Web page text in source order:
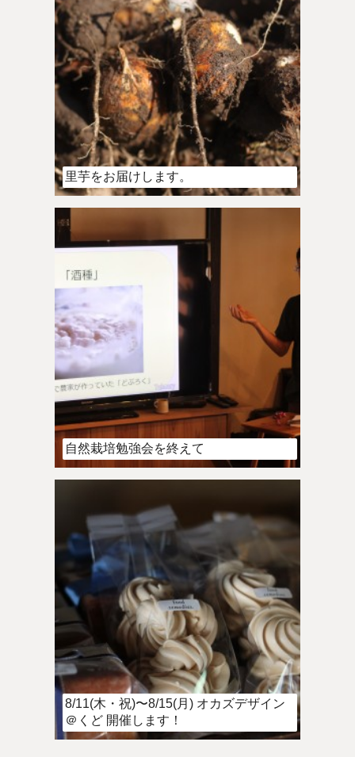
里芋をお届けします。
自然栽培勉強会を終えて
8/11(木・祝)〜8/15(月) オカズデザイン
＠くど 開催します！